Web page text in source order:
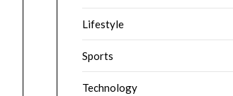
Lifestyle
Sports
Technology